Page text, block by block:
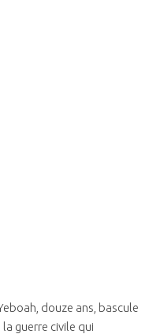
douze ans, bascule
guerre civile qui